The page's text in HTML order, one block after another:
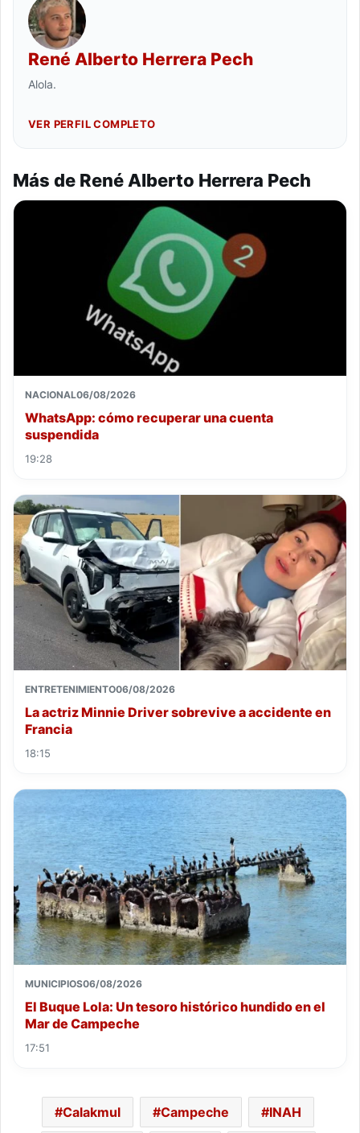
René Alberto Herrera Pech
Alola.
VER PERFIL COMPLETO
Más de René Alberto Herrera Pech
NACIONAL06/08/2026
WhatsApp: cómo recuperar una cuenta
suspendida
19:28
ENTRETENIMIENTO06/08/2026
La actriz Minnie Driver sobrevive a accidente en
Francia
18:15
MUNICIPIOS06/08/2026
El Buque Lola: Un tesoro histórico hundido en el
Mar de Campeche
17:51
Calakmul Campeche INAH